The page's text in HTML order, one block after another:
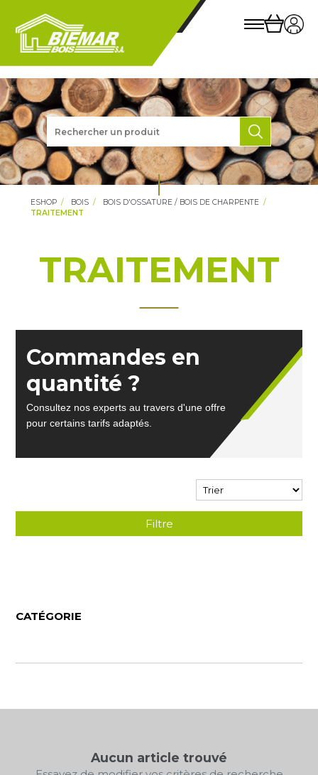
ESHOP BOIS
BOIS D'OSSATURE / BOIS DE CHARPENTE
TRAITEMENT
TRAITEMENT
Commandes en
quantité ?
Consultez nos experts au travers d'une offre
pour certains tarifs adaptés.
Filtre
CATÉGORIE
Aucun article trouvé